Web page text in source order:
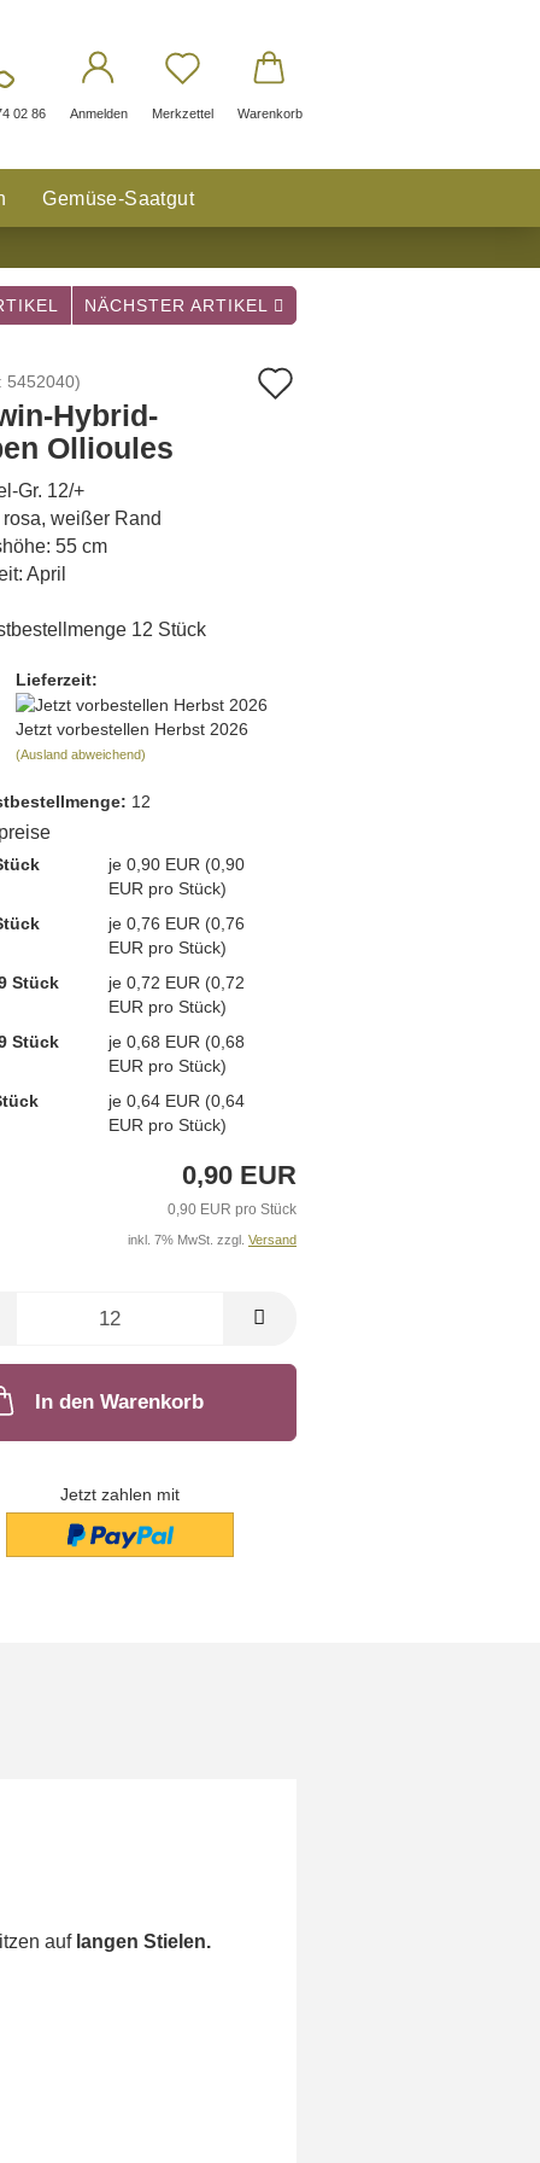
02 86 Anmelden Merkzettel Warenkorb
Gemüse-Saatgut
NÄCHSTER ARTIKEL
5452040)
Hybrid-
Ollioules
Gr. 12/+
weißer Rand
55 cm
April
12 Stück
Lieferzeit:
Jetzt vorbestellen Herbst 2026
(Ausland abweichend)
12
je 0,90 EUR (0,90
EUR pro Stück)
je 0,76 EUR (0,76
EUR pro Stück)
Stück
je 0,72 EUR (0,72
EUR pro Stück)
Stück
je 0,68 EUR (0,68
EUR pro Stück)
je 0,64 EUR (0,64
EUR pro Stück)
0,90 EUR
0,90 EUR pro Stück
inkl. 7% MwSt. zzgl. Versand
In den Warenkorb
Jetzt zahlen mit
auf langen Stielen.